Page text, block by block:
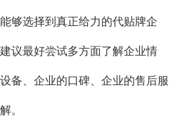
够选择到真正给力的代贴牌企
议最好尝试多方面了解企业情
备、企业的口碑、企业的售后服
。